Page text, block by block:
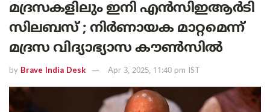
മദ്രസകളിലും ഇനി എൻസിഇആർടി
സിലബസ് ; നിർണായക മാറ്റമെന്ന്
മദ്രസ വിദ്യാഭ്യാസ കൗൺസിൽ
by Brave India Desk Apr 3, 2025, 11:40 pm IST